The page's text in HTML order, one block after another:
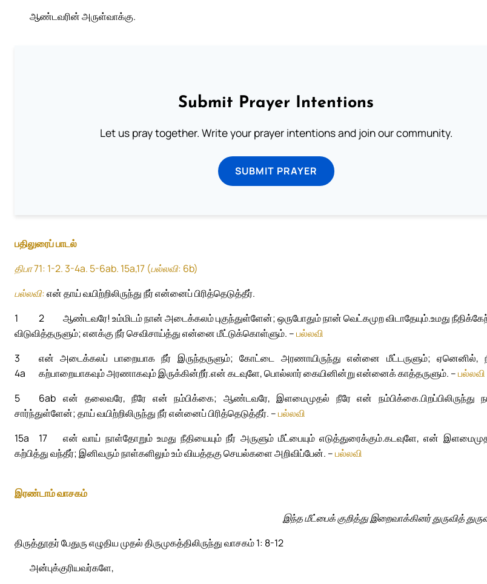
ஆண்டவரின் அருள்வாக்கு.
Submit Prayer Intentions
Let us pray together. Write your prayer intentions and join our community.
SUBMIT PRAYER
பதிலுரைப் பாடல்
திபா 71: 1-2. 3-4a. 5-6ab. 15a,17 (பல்லவி: 6b)
பல்லவி:என் தாய் வயிற்றிலிருந்து நீர் என்னைப் பிரித்தெடுத்தீர்.
1
ஆண்டவரே! உம்மிடம் நான் அடைக்கலம் புகுந்துள்ளேன்; ஒருபோதும் நான் வெட்கமுற விடாதேயும்.
2
உமது
விடுவித்தருளும்; எனக்கு நீர் செவிசாய்த்து என்னை மீட்டுக்கொள்ளும். –பல்லவி
3
என் அடைக்கலப் பாறையாக நீர் இருந்தருளும்; கோட்டை அரணாயிருந்து என்னை மீட்டருளும்; ஏனெனில்,
கற்பாறையாகவும் அரணாகவும் இருக்கின்றீர்.
4a என் கடவுளே, பொல்லார் கையினின்று என்னைக் காத்தருளும். –பல்லவி
5
என் தலைவரே, நீரே என் நம்பிக்கை; ஆண்டவரே, இளமைமுதல் நீரே என் நம்பிக்கை.
6ab
சார்ந்துள்ளேன்; தாய் வயிற்றிலிருந்து நீர் என்னைப் பிரித்தெடுத்தீர். –பல்லவி
15a
என் வாய் நாள்தோறும் உமது நீதியையும் நீர் அருளும் மீட்பையும் எடுத்துரைக்கும்.
17
கடவுளே, என்
கற்பித்து வந்தீர்; இனிவரும் நாள்களிலும் உம் வியத்தகு செயல்களை அறிவிப்பேன். –பல்லவி
இரண்டாம் வாசகம்
இந்த மீட்பைக் குறித்து இறைவாக்கினர் துருவித்
திருத்தூதர் பேதுரு எழுதிய முதல் திருமுகத்திலிருந்து வாசகம் 1: 8-12
அன்புக்குரியவர்களே,